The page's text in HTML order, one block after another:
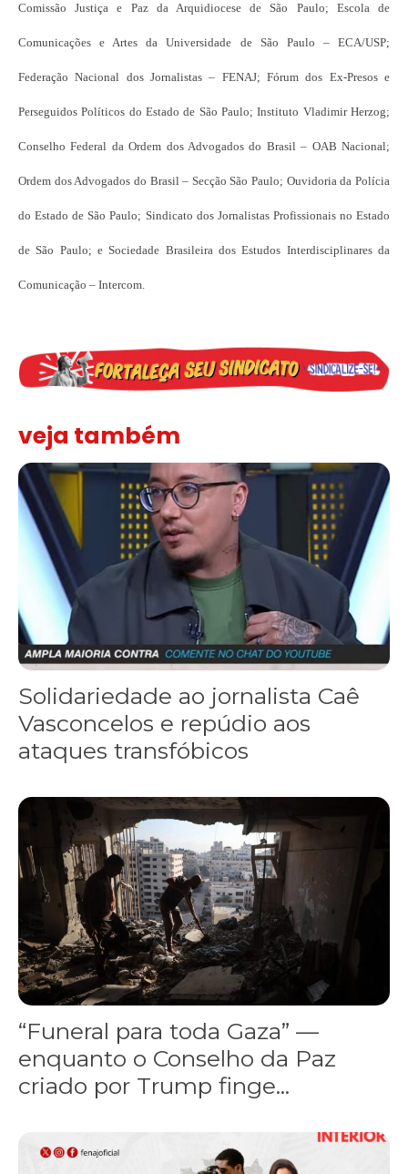
Comissão Justiça e Paz da Arquidiocese de São Paulo; Escola de
Comunicações e Artes da Universidade de São Paulo – ECA/USP;
Federação Nacional dos Jornalistas – FENAJ; Fórum dos Ex-Presos e
Perseguidos Políticos do Estado de São Paulo; Instituto Vladimir Herzog;
Conselho Federal da Ordem dos Advogados do Brasil – OAB Nacional;
Ordem dos Advogados do Brasil – Secção São Paulo; Ouvidoria da Polícia
do Estado de São Paulo; Sindicato dos Jornalistas Profissionais no Estado
de São Paulo; e Sociedade Brasileira dos Estudos Interdisciplinares da
Comunicação – Intercom.
veja também
Solidariedade ao jornalista Caê Vasconcelos e repúdio aos
Solidariedade ao jornalista Caê
Vasconcelos e repúdio aos
ataques transfóbicos
“Funeral para toda Gaza” — enquanto o Conselho da Paz
“Funeral para toda Gaza” —
enquanto o Conselho da Paz
criado por Trump finge...
Assinada nova CCT de jornais e revistas do interior